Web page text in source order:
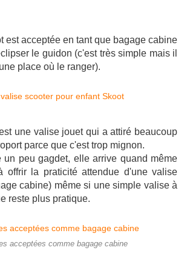
est acceptée en tant que bagage cabine
le guidon (c'est très simple mais il
place où le ranger).
une valise jouet qui a attiré beaucoup
parce que c'est trop mignon.
un peu gagdet, elle arrive quand même
offrir la praticité attendue d'une valise
cabine) même si une simple valise à
reste plus pratique.
acceptées comme bagage cabine